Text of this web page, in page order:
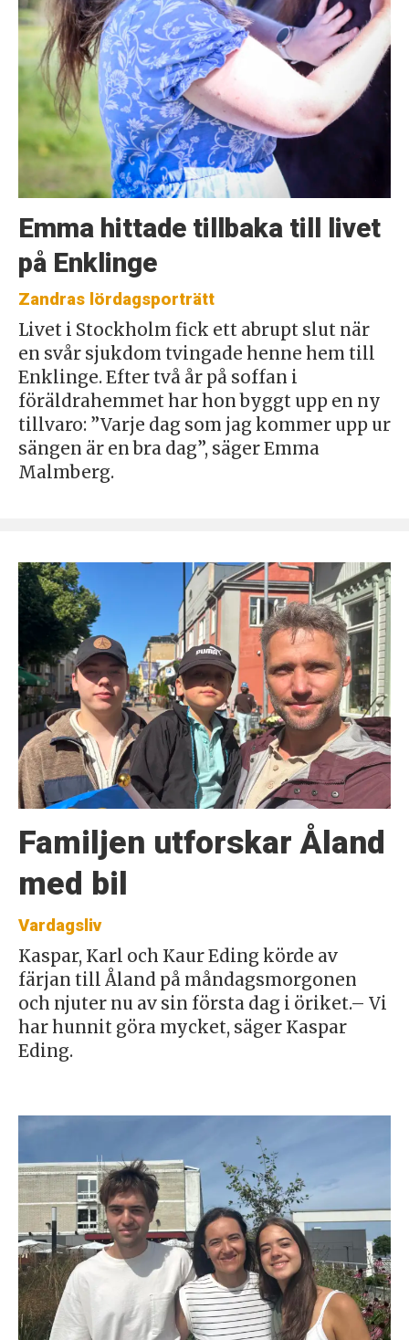
Emma hittade tillbaka till livet
på Enklinge
Zandras lördagsporträtt
Livet i Stockholm fick ett abrupt slut när
en svår sjukdom tvingade henne hem till
Enklinge. Efter två år på soffan i
föräldrahemmet har hon byggt upp en ny
tillvaro: ”Varje dag som jag kommer upp ur
sängen är en bra dag”, säger Emma
Malmberg.
Familjen utforskar Åland
med bil
Vardagsliv
Kaspar, Karl och Kaur Eding körde av
färjan till Åland på måndagsmorgonen
och njuter nu av sin första dag i öriket.– Vi
har hunnit göra mycket, säger Kaspar
Eding.